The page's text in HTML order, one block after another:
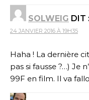
SOLWEIG DIT :
24 JANVIER 2016 À 19H35
Haha ! La dernière
pas si fausse ?…) Je
99F en film. Il va